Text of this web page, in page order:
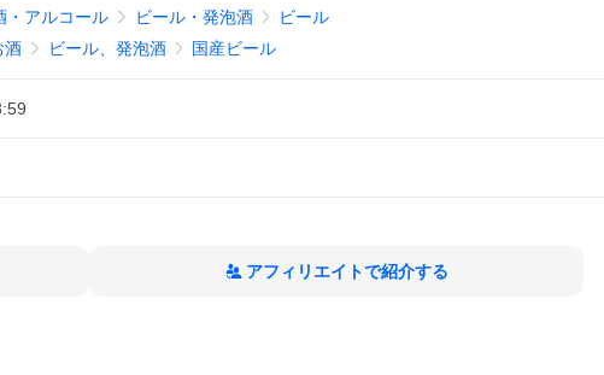
・アルコール ビール・発泡酒
ビール
酒 ビール、発泡酒 国産ビール
アフィリエイトで紹介する